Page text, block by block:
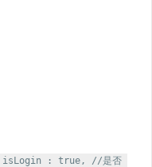
isLogin : true, //是否